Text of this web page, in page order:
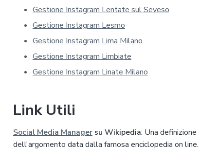
Gestione Instagram Lentate sul Seveso
Gestione Instagram Lesmo
Gestione Instagram Lima Milano
Gestione Instagram Limbiate
Gestione Instagram Linate Milano
Link Utili
Social Media Managersu Wikipedia: Una definizione
dell'argomento data dalla famosa enciclopedia on line.